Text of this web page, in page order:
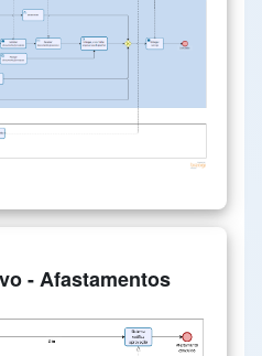
- Afastamentos